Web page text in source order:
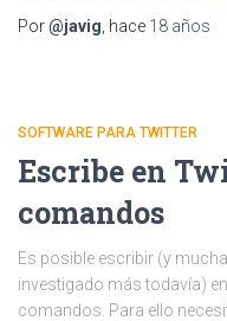
Por@javig , hace 18 años
SOFTWARE PARA TWITTER
Escribe en
comandos
Es posible escribir (y
investigado más todavía)
comandos. Para ello